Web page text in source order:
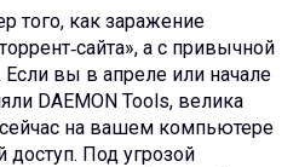
того, как заражение
а с привычной
вы в апреле или начале
DAEMON Tools, велика
на вашем компьютере
Под угрозой